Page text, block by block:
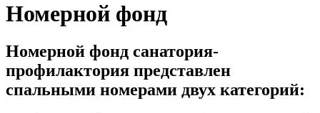
Номерной фонд
Номерной фонд санатория-
профилактория представлен
спальными номерами двух категорий: